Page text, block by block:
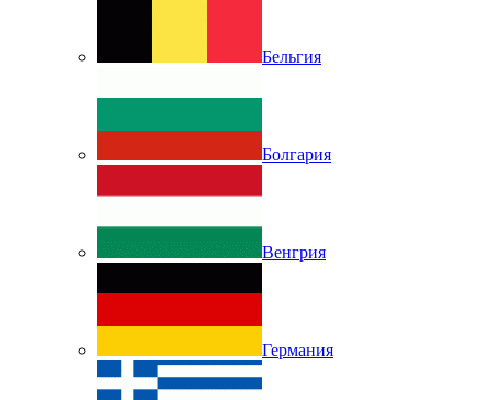
Бельгия
Болгария
Венгрия
Германия